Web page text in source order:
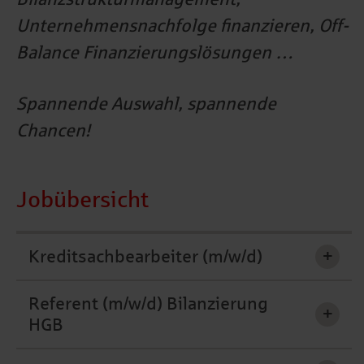
Unternehmensnachfolge finanzieren, Off-
Balance Finanzierungslösungen …
Spannende Auswahl, spannende
Chancen!
Jobübersicht
Kreditsachbearbeiter (m/w/d) +
Referent (m/w/d) Bilanzierung
HGB
+